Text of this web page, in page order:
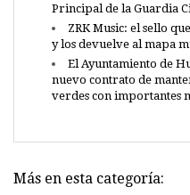
Principal de la Guardia
ZRK Music: el sello
y los devuelve al mapa
El Ayuntamiento de
nuevo contrato de
verdes con importantes
Más en esta categoría: